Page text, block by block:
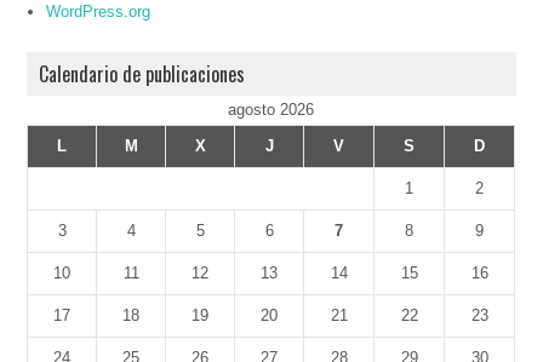
WordPress.org
Calendario de publicaciones
agosto 2026
L
M X J V S D
1 2
3 4 5 6 7 8 9
10 11 12 13 14 15 16
17 18 19 20 21 22 23
24 25 26 27 28 29 30